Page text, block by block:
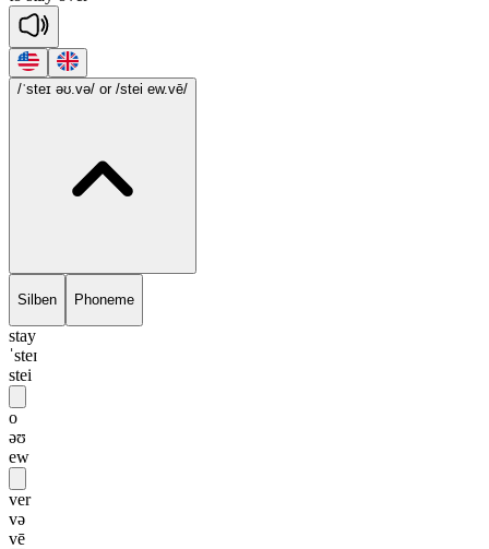
/ˈsteɪ əʊ.və/ or /stei ew.vē/
Silben Phoneme
stay
ˈsteɪ
stei
o
əʊ
ew
ver
və
vē